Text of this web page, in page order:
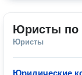
Юристы по
Юристы
Юридические